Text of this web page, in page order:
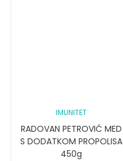
IMUNITET
RADOVAN PETROVIĆ MED
S DODATKOM PROPOLISA
450g